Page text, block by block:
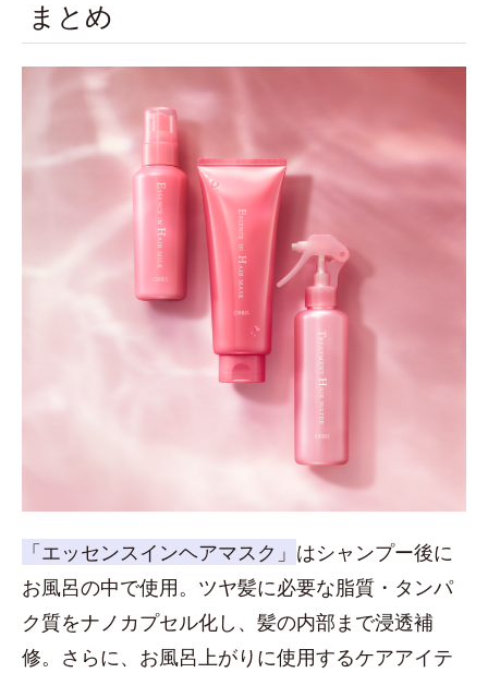
まとめ
「エッセンスインヘアマスク」 はシャンプー後に
お風呂の中で使用。ツヤ髪に必要な脂質・タンパ
ク質をナノカプセル化し、髪の内部まで浸透補
修。さらに、お風呂上がりに使用するケアアイテ